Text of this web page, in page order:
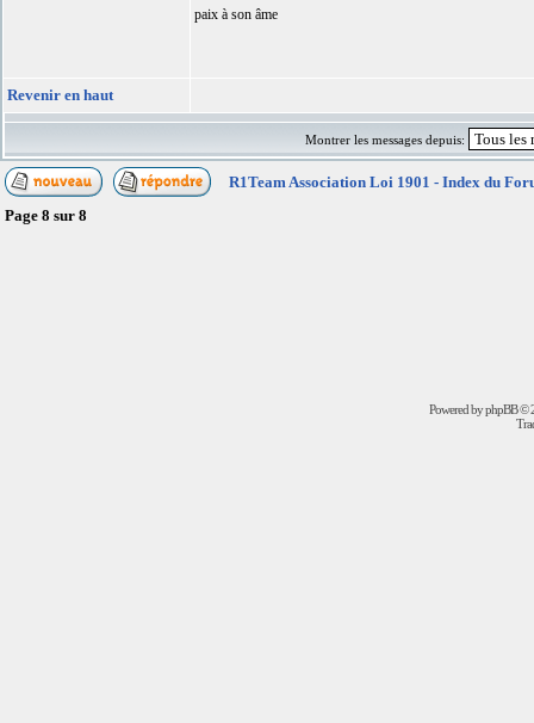
paix à son âme
Revenir en haut
Montrer les messages depuis:
R1Team Association Loi 1901 - Index du
Page 8 sur 8
Powered byphpBB©